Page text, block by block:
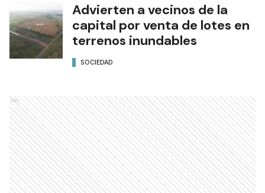
Advierten a vecinos de la
capital por venta de lotes en
terrenos inundables
SOCIEDAD
Ads